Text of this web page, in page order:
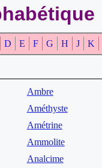
D E F G H J K
Ambre
Améthyste
Amétrine
Ammolite
Analcime